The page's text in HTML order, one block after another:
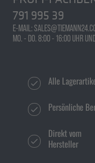
791 995 39
E-MAIL:
MO. - DO. 8:00 - 16:00 UHR
Alle
Persönliche
Direkt vom
Hersteller